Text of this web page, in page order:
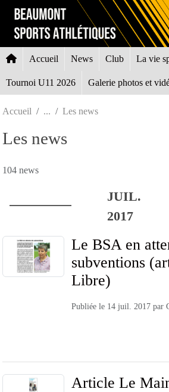
Accueil News Club La vie
Tournoi U11 2026 Galerie photos et
Accueil Les news
Les news
104 news
JUIL.
2017
Le BSA en
subventions
Libre)
Publiée le 14 juil. 2017 par
Article Le
Panneau de gestion des cookies